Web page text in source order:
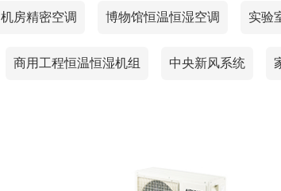
机房精密空调 博物馆恒温恒湿空调 实验
商用工程恒温恒湿机组 中央新风系统